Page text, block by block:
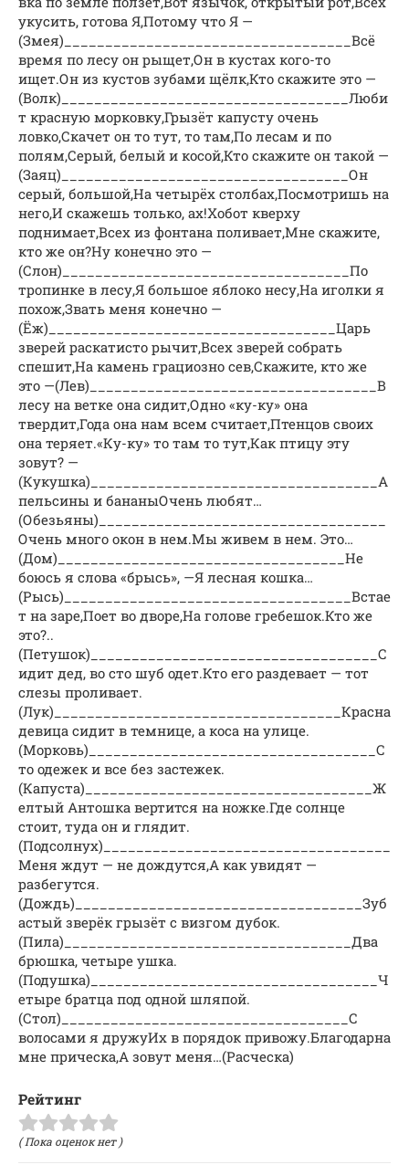
укусить, готова Я,Потому что Я —
(Змея)___________________________________Всё
время по лесу он рыщет,Он в кустах кого-то
ищет.Он из кустов зубами щёлк,Кто скажите это —
(Волк)___________________________________Люби
т красную морковку,Грызёт капусту очень
ловко,Скачет он то тут, то там,По лесам и по
полям,Серый, белый и косой,Кто скажите он такой —
(Заяц)___________________________________Он
серый, большой,На четырёх столбах,Пocмотришь на
него,И скажешь только, ах!Хобот кверху
поднимает,Всех из фонтана поливает,Мне скажите,
кто же он?Ну конечно это —
(Слон)___________________________________По
тропинке в лесу,Я большое яблоко несу,На иголки я
похож,Звать меня конечно —
(Ёж)___________________________________Царь
зверей раскатисто рычит,Всех зверей собрать
спешит,На камень грациозно сев,Скажите, кто же
это —(Лев)___________________________________В
лесу на ветке она сидит,Одно «ку-ку» она
твердит,Года она нам всем считает,Птенцов своих
она теряет.«Ку-ку» то там то тут,Как птицу эту
зовут? —
(Кукушка)___________________________________А
пельсины и бананыОчень любят…
(Обезьяны)___________________________________
Очень много окон в нем.Мы живем в нем. Это…
(Дом)___________________________________Не
боюсь я слова «брысь», —Я лесная кошка…
(Рысь)___________________________________Встае
т на заре,Поет во дворе,На голове гребешок.Кто же
это?..
(Петушок)___________________________________С
идит дед, во сто шуб одет.Кто его раздевает — тот
слезы проливает.
(Лук)___________________________________Красна
девица сидит в темнице, а коса на улице.
(Морковь)___________________________________С
то одежек и все без застежек.
(Капуста)___________________________________Ж
елтый Антошка вертится на ножке.Где солнце
стоит, туда он и глядит.
(Подсолнух)___________________________________
Меня ждут — не дождутся,А как увидят —
разбегутся.
(Дождь)___________________________________Зуб
астый зверёк грызёт с визгом дубок.
(Пила)___________________________________Два
брюшка, четыре ушка.
(Подушка)___________________________________Ч
етыре братца под одной шляпой.
(Стол)___________________________________С
волосами я дружуИх в порядок привожу.Благодарна
мне прическа,А зовут меня…(Расческа)
Рейтинг
( Пока оценок нет )